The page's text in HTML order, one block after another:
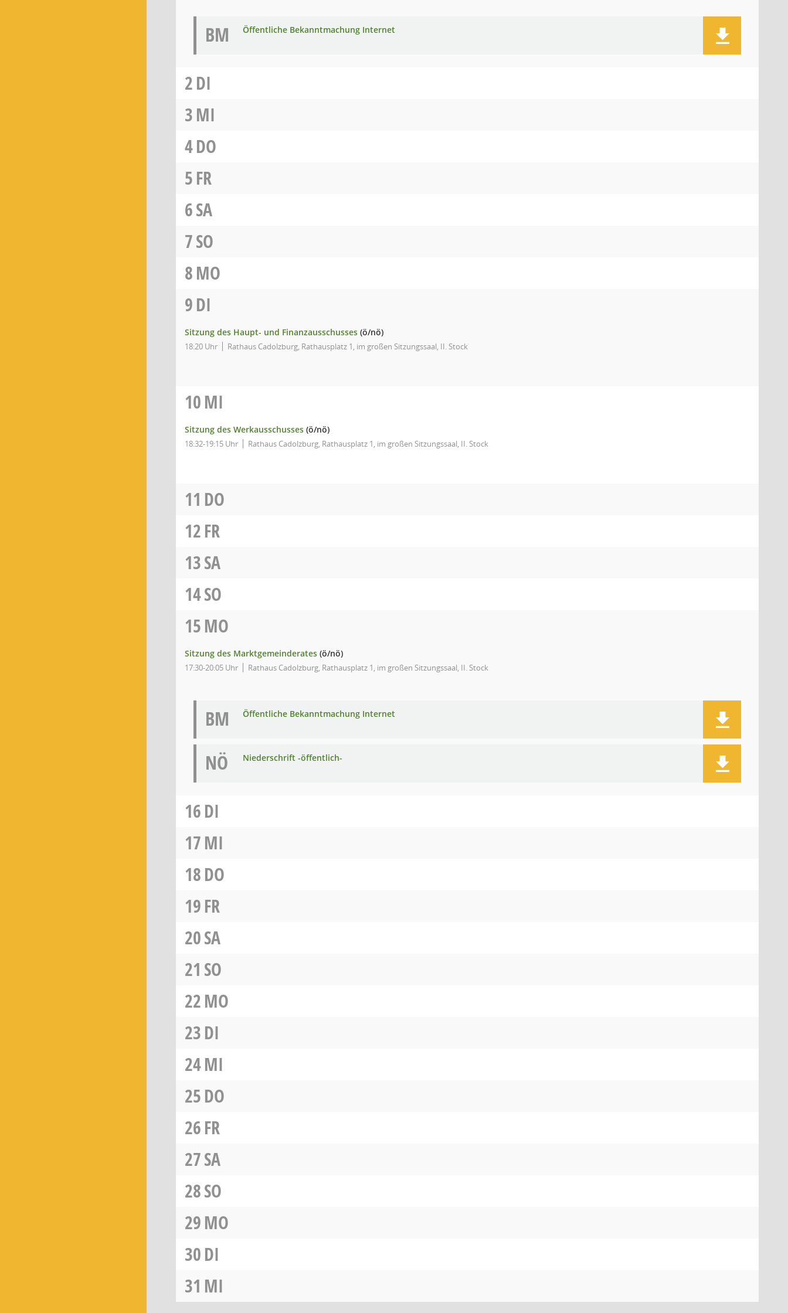
BM Öffentliche Bekanntmachung Internet
2DI
3MI
4DO
5FR
6SA
7SO
8MO
9DI
Sitzung des Haupt- und Finanzausschusses (ö/nö)
18:20 Uhr Rathaus Cadolzburg, Rathausplatz 1, im großen Sitzungssaal, II. Stock
10MI
Sitzung des Werkausschusses (ö/nö)
18:32-19:15 Uhr Rathaus Cadolzburg, Rathausplatz 1, im großen Sitzungssaal, II. Stock
11 DO
12FR
13SA
14SO
15MO
Sitzung des Marktgemeinderates (ö/nö)
17:30-20:05 Uhr Rathaus Cadolzburg, Rathausplatz 1, im großen Sitzungssaal, II. Stock
BM Öffentliche Bekanntmachung Internet
NÖ Niederschrift -öffentlich-
16DI
17MI
18DO
19FR
20SA
21 SO
22MO
23DI
24MI
25DO
26FR
27SA
28SO
29MO
30DI
31 MI